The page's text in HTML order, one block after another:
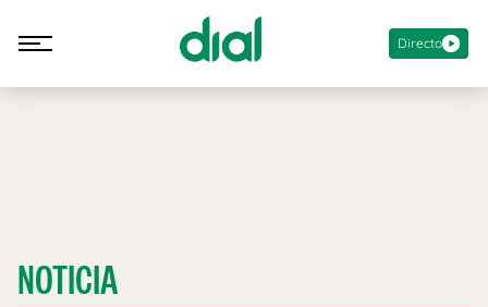
Directo
NOTICIA